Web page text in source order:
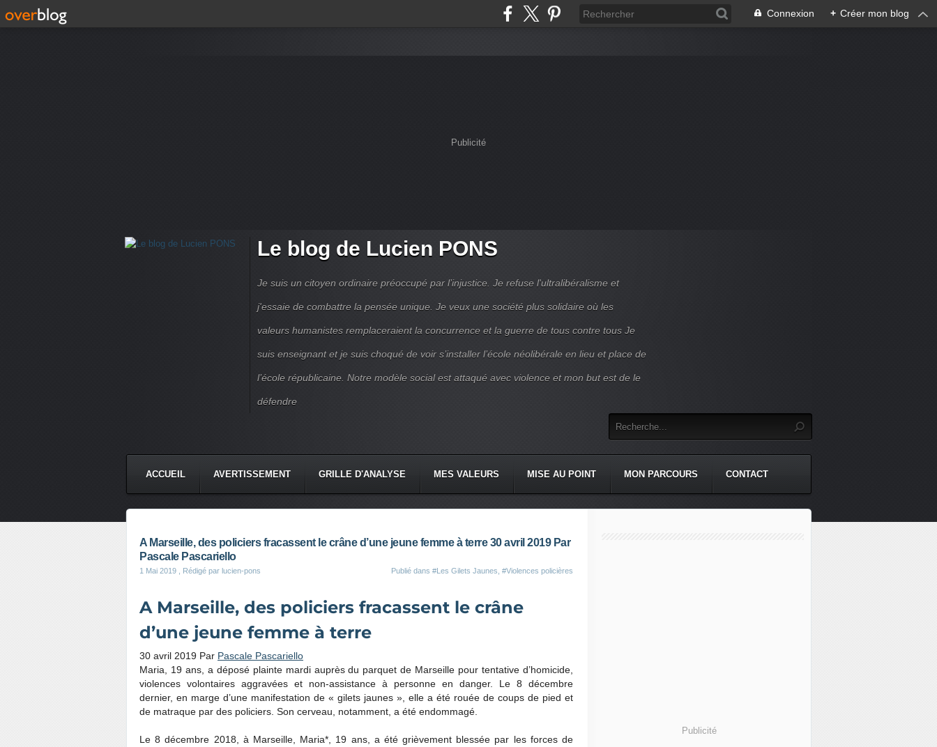
Connexion + Créer mon blog
Publicité
Le blog de Lucien PONS
Je suis un citoyen ordinaire préoccupé par l’injustice. Je refuse l'ultralibéralisme et
j'essaie de combattre la pensée unique. Je veux une société plus solidaire où les
valeurs humanistes remplaceraient la concurrence et la guerre de tous contre tous Je
suis enseignant et je suis choqué de voir s’installer l’école néolibérale en lieu et place de
l’école républicaine. Notre modèle social est attaqué avec violence et mon but est de le
défendre
ACCUEIL AVERTISSEMENT GRILLE D'ANALYSE MES VALEURS MISE AU POINT MON PARCOURS CONTACT
A Marseille, des policiers fracassent le crâne d’une jeune femme à terre 30 avril 2019 Par
Pascale Pascariello
1 Mai 2019 , Rédigé par lucien-pons Publié dans #Les Gilets Jaunes #Violences policières
A Marseille, des policiers fracassent le crâne
d’une jeune femme à terre
30 avril 2019 Par Pascale Pascariello
Maria, 19 ans, a déposé plainte mardi auprès du parquet de Marseille pour tentative d’homicide,
violences volontaires aggravées et non-assistance à personne en danger. Le 8 décembre
dernier, en marge d’une manifestation de « gilets jaunes », elle a été rouée de coups de pied et
de matraque par des policiers. Son cerveau, notamment, a été endommagé.
Le 8 décembre 2018, à Marseille, Maria*, 19 ans, a été grièvement blessée par les forces de
Publicité